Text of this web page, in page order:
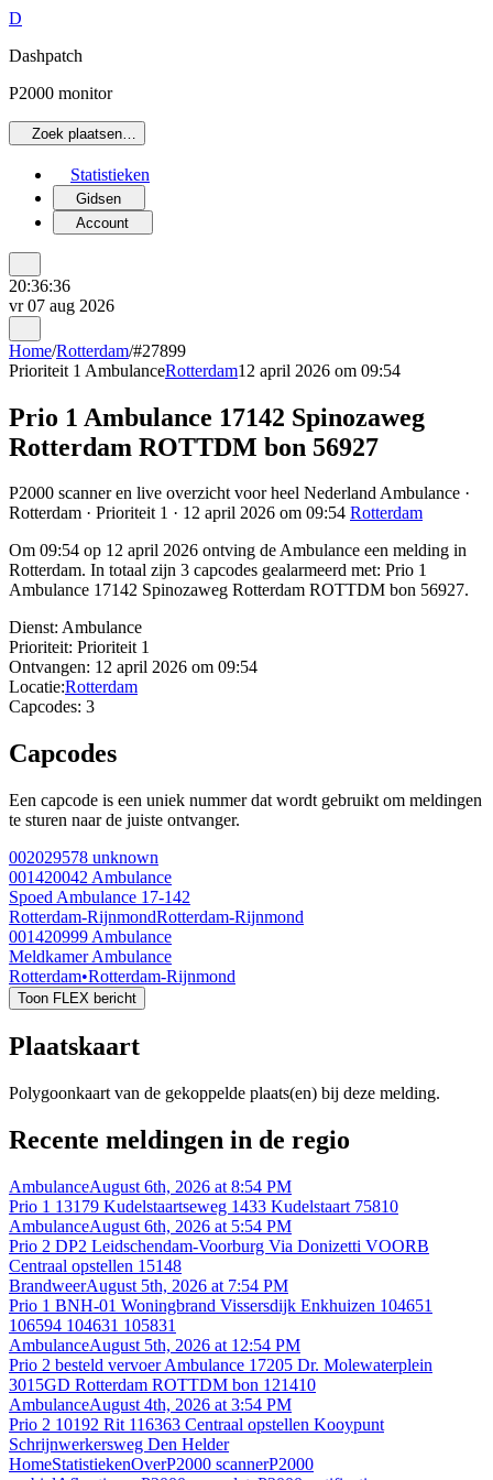
D
Dashpatch
P2000 monitor
Zoek plaatsen…
Statistieken
Gidsen
Account
20:36:36
vr 07 aug 2026
Home/Rotterdam/#27899
Prioriteit 1 AmbulanceRotterdam12 april 2026 om 09:54
Prio 1 Ambulance 17142 Spinozaweg
Rotterdam ROTTDM bon 56927
P2000 scanner en live overzicht voor heel Nederland Ambulance ·
Rotterdam · Prioriteit 1 · 12 april 2026 om 09:54 Rotterdam
Om 09:54 op 12 april 2026 ontving de Ambulance een melding in
Rotterdam. In totaal zijn 3 capcodes gealarmeerd met: Prio 1
Ambulance 17142 Spinozaweg Rotterdam ROTTDM bon 56927.
Dienst: Ambulance
Prioriteit: Prioriteit 1
Ontvangen: 12 april 2026 om 09:54
Locatie:Rotterdam
Capcodes: 3
Capcodes
Een capcode is een uniek nummer dat wordt gebruikt om meldingen
te sturen naar de juiste ontvanger.
002029578 unknown
001420042 Ambulance
Spoed Ambulance 17-142
Rotterdam-RijnmondRotterdam-Rijnmond
001420999 Ambulance
Meldkamer Ambulance
Rotterdam•Rotterdam-Rijnmond
Toon FLEX bericht
Plaatskaart
Polygoonkaart van de gekoppelde plaats(en) bij deze melding.
Recente meldingen in de regio
AmbulanceAugust 6th, 2026 at 8:54 PM
Prio 1 13179 Kudelstaartseweg 1433 Kudelstaart 75810
AmbulanceAugust 6th, 2026 at 5:54 PM
Prio 2 DP2 Leidschendam-Voorburg Via Donizetti VOORB
Centraal opstellen 15148
BrandweerAugust 5th, 2026 at 7:54 PM
Prio 1 BNH-01 Woningbrand Vissersdijk Enkhuizen 104651
106594 104631 105831
AmbulanceAugust 5th, 2026 at 12:54 PM
Prio 2 besteld vervoer Ambulance 17205 Dr. Molewaterplein
3015GD Rotterdam ROTTDM bon 121410
AmbulanceAugust 4th, 2026 at 3:54 PM
Prio 2 10192 Rit 116363 Centraal opstellen Kooypunt
Schrijnwerkersweg Den Helder
HomeStatistiekenOverP2000 scannerP2000